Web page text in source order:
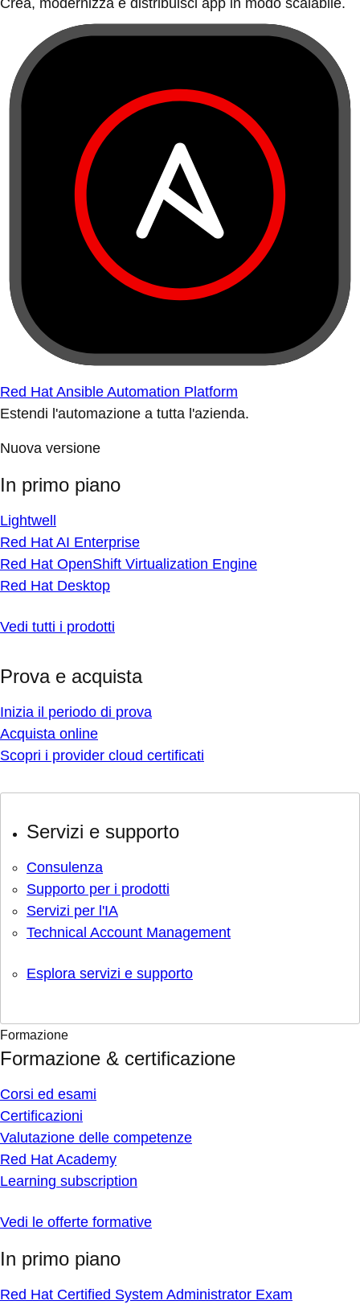
Crea, modernizza e distribuisci app in modo scalabile.
Red Hat Ansible Automation Platform
Estendi l'automazione a tutta l'azienda.
Nuova versione
In primo piano
Lightwell
Red Hat AI Enterprise
Red Hat OpenShift Virtualization Engine
Red Hat Desktop
Vedi tutti i prodotti
Prova e acquista
Inizia il periodo di prova
Acquista online
Scopri i provider cloud certificati
Servizi e supporto
Consulenza
Supporto per i prodotti
Servizi per l'IA
Technical Account Management
Esplora servizi e supporto
Formazione
Formazione & certificazione
Corsi ed esami
Certificazioni
Valutazione delle competenze
Red Hat Academy
Learning subscription
Vedi le offerte formative
In primo piano
Red Hat Certified System Administrator Exam